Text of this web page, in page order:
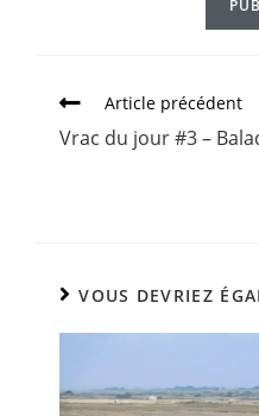
Article précédent
Vrac du jour #3 –
VOUS DEVRIEZ